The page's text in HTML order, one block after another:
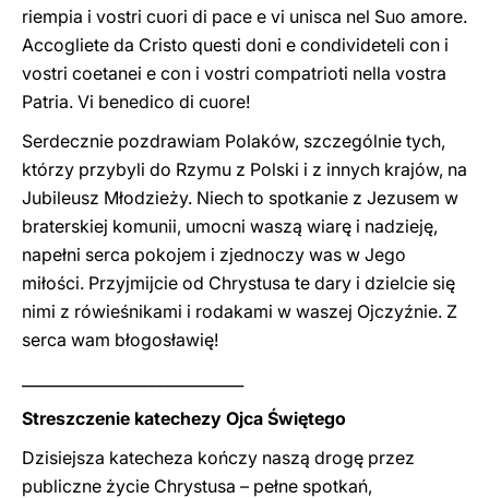
riempia i vostri cuori di pace e vi unisca nel Suo amore.
Accogliete da Cristo questi doni e condivideteli con i
vostri coetanei e con i vostri compatrioti nella vostra
Patria. Vi benedico di cuore!
Serdecznie pozdrawiam Polaków, szczególnie tych,
którzy przybyli do Rzymu z Polski i z innych krajów, na
Jubileusz Młodzieży. Niech to spotkanie z Jezusem w
braterskiej komunii, umocni waszą wiarę i nadzieję,
napełni serca pokojem i zjednoczy was w Jego
miłości. Przyjmijcie od Chrystusa te dary i dzielcie się
nimi z rówieśnikami i rodakami w waszej Ojczyźnie. Z
serca wam błogosławię!
Streszczenie katechezy Ojca Świętego
Dzisiejsza katecheza kończy naszą drogę przez
publiczne życie Chrystusa – pełne spotkań,